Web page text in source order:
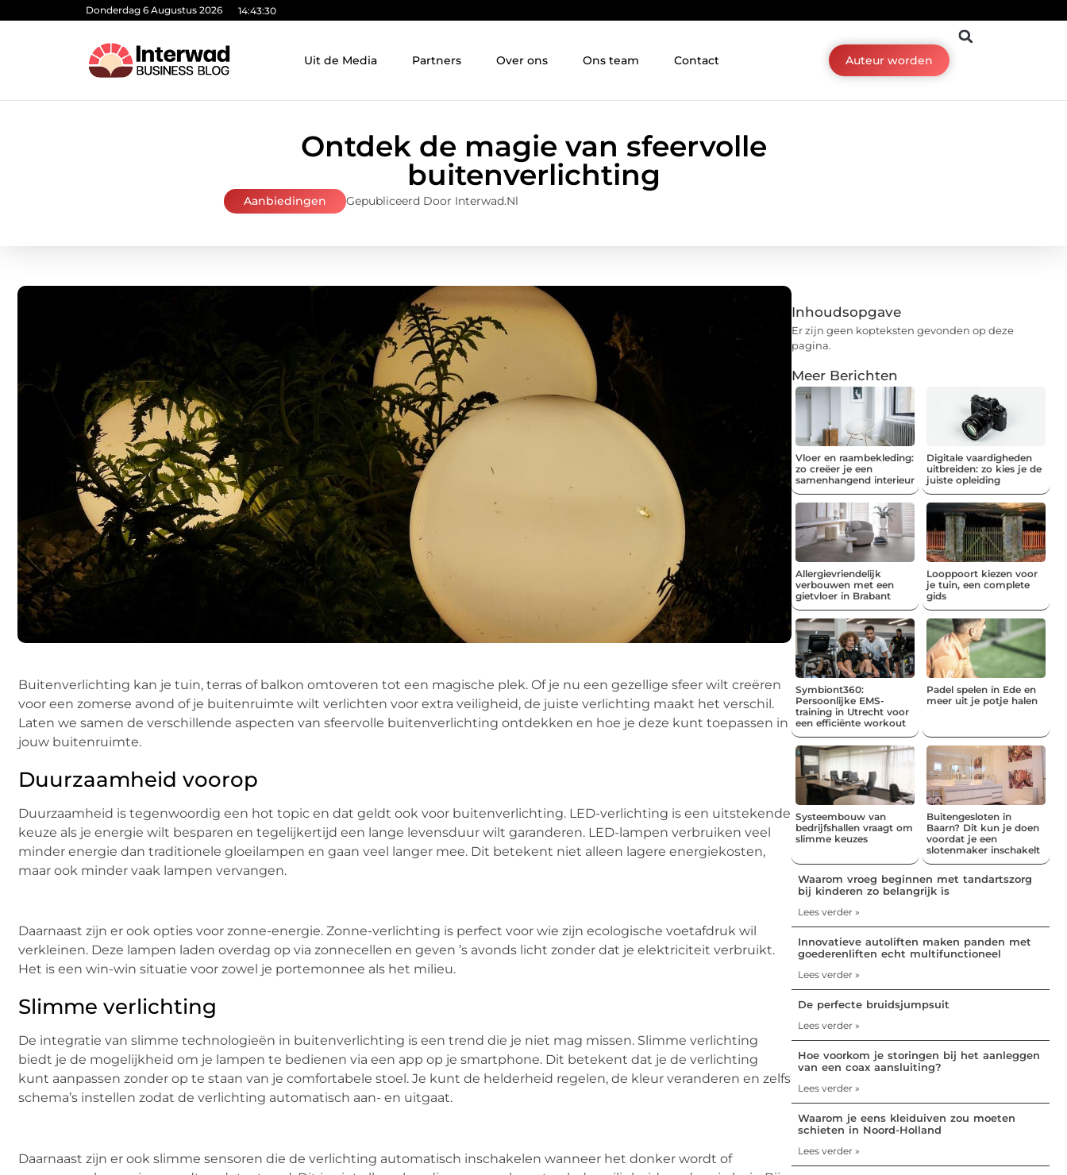
Donderdag 6 Augustus 2026 14:43:31
Uit de Media Partners Over ons Ons team Contact Auteur worden
Ontdek de magie van sfeervolle
buitenverlichting
Aanbiedingen Gepubliceerd Door Interwad.nl
Buitenverlichting kan je tuin, terras of balkon omtoveren tot een magische plek. Of je nu een gezellige sfeer wilt creëren
voor een zomerse avond of je buitenruimte wilt verlichten voor extra veiligheid, de juiste verlichting maakt het verschil.
Laten we samen de verschillende aspecten van sfeervolle buitenverlichting ontdekken en hoe je deze kunt toepassen in
jouw buitenruimte.
Duurzaamheid voorop
Duurzaamheid is tegenwoordig een hot topic en dat geldt ook voor buitenverlichting. LED-verlichting is een uitstekende
keuze als je energie wilt besparen en tegelijkertijd een lange levensduur wilt garanderen. LED-lampen verbruiken veel
minder energie dan traditionele gloeilampen en gaan veel langer mee. Dit betekent niet alleen lagere energiekosten,
maar ook minder vaak lampen vervangen.
Daarnaast zijn er ook opties voor zonne-energie. Zonne-verlichting is perfect voor wie zijn ecologische voetafdruk wil
verkleinen. Deze lampen laden overdag op via zonnecellen en geven ’s avonds licht zonder dat je elektriciteit verbruikt.
Het is een win-win situatie voor zowel je portemonnee als het milieu.
Slimme verlichting
De integratie van slimme technologieën in buitenverlichting is een trend die je niet mag missen. Slimme verlichting
biedt je de mogelijkheid om je lampen te bedienen via een app op je smartphone. Dit betekent dat je de verlichting
kunt aanpassen zonder op te staan van je comfortabele stoel. Je kunt de helderheid regelen, de kleur veranderen en zelfs
schema’s instellen zodat de verlichting automatisch aan- en uitgaat.
Daarnaast zijn er ook slimme sensoren die de verlichting automatisch inschakelen wanneer het donker wordt of
Inhoudsopgave
Er zijn geen kopteksten gevonden op deze
pagina.
Meer Berichten
Vloer en raambekleding:
zo creëer je een
samenhangend interieur
Digitale vaardigheden
uitbreiden: zo kies je de
juiste opleiding
Allergievriendelijk
verbouwen met een
gietvloer in Brabant
Looppoort kiezen voor
je tuin, een complete
gids
Symbiont360:
Persoonlijke EMS-
training in Utrecht voor
een efficiënte workout
Padel spelen in Ede en
meer uit je potje halen
Systeembouw van
bedrijfshallen vraagt om
slimme keuzes
Buitengesloten in
Baarn? Dit kun je doen
voordat je een
slotenmaker inschakelt
Waarom vroeg beginnen met tandartszorg
bij kinderen zo belangrijk is
Lees verder »
Innovatieve autoliften maken panden met
goederenliften echt multifunctioneel
Lees verder »
De perfecte bruidsjumpsuit
Lees verder »
Hoe voorkom je storingen bij het aanleggen
van een coax aansluiting?
Lees verder »
Waarom je eens kleiduiven zou moeten
schieten in Noord-Holland
Lees verder »